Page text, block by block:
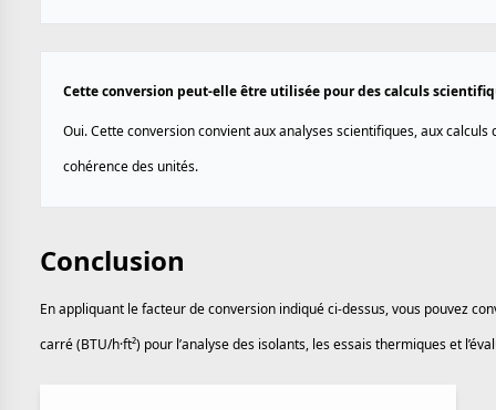
Cette conversion peut-elle être utilisée pour des calculs
Oui. Cette conversion convient aux analyses scientifiques, aux
cohérence des unités.
Conclusion
En appliquant le facteur de conversion indiqué ci-dessus, vous pouvez
carré (BTU/h·ft²) pour l’analyse des isolants, les essais thermiques et